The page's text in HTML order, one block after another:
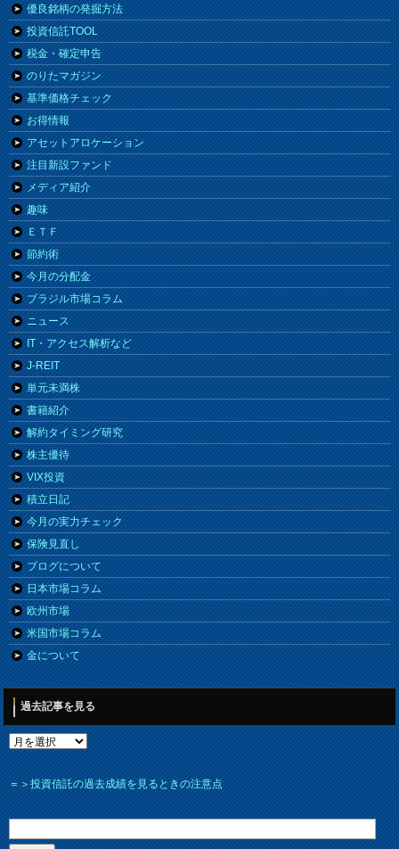
優良銘柄の発掘方法
投資信託TOOL
税金・確定申告
のりたマガジン
基準価格チェック
お得情報
アセットアロケーション
注目新設ファンド
メディア紹介
趣味
ＥＴＦ
節約術
今月の分配金
ブラジル市場コラム
ニュース
IT・アクセス解析など
J-REIT
単元未満株
書籍紹介
解約タイミング研究
株主優待
VIX投資
積立日記
今月の実力チェック
保険見直し
ブログについて
日本市場コラム
欧州市場
米国市場コラム
金について
過去記事を見る
＝＞投資信託の過去成績を見るときの注意点